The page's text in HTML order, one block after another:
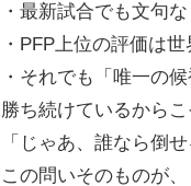
・最新試合でも文句
・PFP上位の評価は世
・それでも「唯一の
勝ち続けているからこ
「じゃあ、誰なら倒せ
この問いそのものが、